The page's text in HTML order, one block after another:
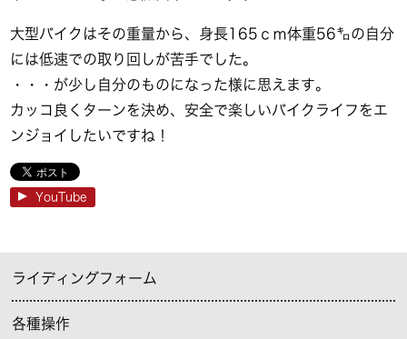
大型バイクはその重量から、身長165ｃｍ体重56㌔の自分
には低速での取り回しが苦手でした。
・・・が少し自分のものになった様に思えます。
カッコ良くターンを決め、安全で楽しいバイクライフをエ
ンジョイしたいですね！
YouTube
ライディングフォーム
各種操作